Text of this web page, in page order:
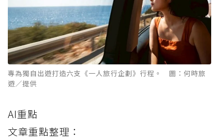
專為獨自出遊打造六支《一人旅行企劃》行程。 圖：何時旅
遊／提供
AI重點
文章重點整理：